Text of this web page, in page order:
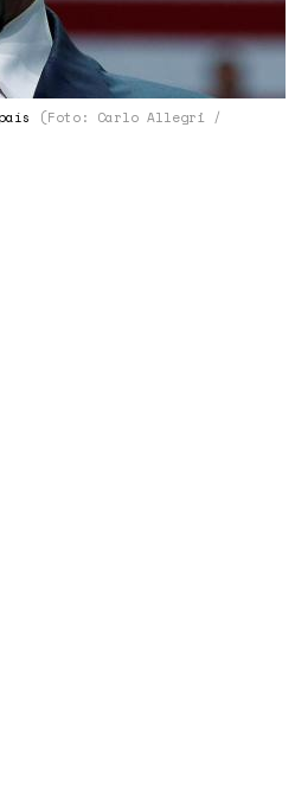
(Foto: Carlo Allegri /